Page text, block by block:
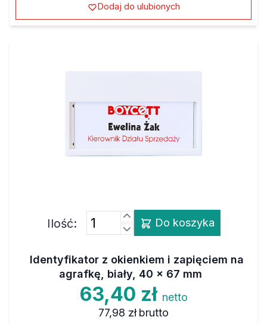
Dodaj do ulubionych
Ilość: Do koszyka
Identyfikator z okienkiem i zapięciem na
agrafkę, biały, 40 x 67 mm
63,40 zł netto
77,98 zł brutto